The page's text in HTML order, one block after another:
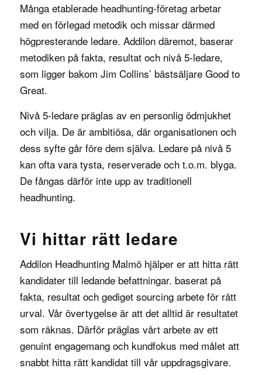
Många etablerade headhunting-företag arbetar
med en förlegad metodik och missar därmed
högpresterande ledare. Addilon däremot, baserar
metodiken på fakta, resultat och nivå 5-ledare,
som ligger bakom Jim Collins’ bästsäljare Good to
Great.
Nivå 5-ledare präglas av en personlig ödmjukhet
och vilja. De är ambitiösa, där organisationen och
dess syfte går före dem själva. Ledare på nivå 5
kan ofta vara tysta, reserverade och t.o.m. blyga.
De fångas därför inte upp av traditionell
headhunting.
Vi hittar rätt ledare
Addilon Headhunting Malmö hjälper er att hitta rätt
kandidater till ledande befattningar. baserat på
fakta, resultat och gediget sourcing arbete för rätt
urval. Vår övertygelse är att det alltid är resultatet
som räknas. Därför präglas vårt arbete av ett
genuint engagemang och kundfokus med målet att
snabbt hitta rätt kandidat till vår uppdragsgivare.